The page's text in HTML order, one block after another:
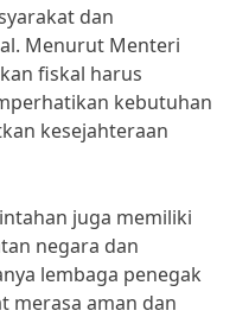
dan
Menurut Menteri
fiskal harus
kebutuhan
kesejahteraan
juga memiliki
negara dan
lembaga penegak
merasa aman dan